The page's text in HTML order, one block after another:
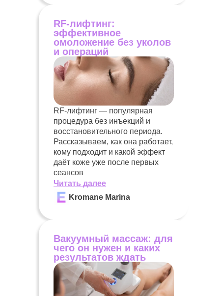
RF-лифтинг:
эффективное
омоложение без уколов
и операций
RF-лифтинг — популярная
процедура без инъекций и
восстановительного периода.
Рассказываем, как она работает,
кому подходит и какой эффект
даёт коже уже после первых
сеансов
Читать далее
Kromane Marina
Вакуумный массаж: для
чего он нужен и каких
результатов ждать